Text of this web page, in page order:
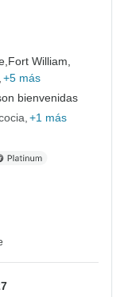
Fort William,
+5 más
bienvenidas
+1 más